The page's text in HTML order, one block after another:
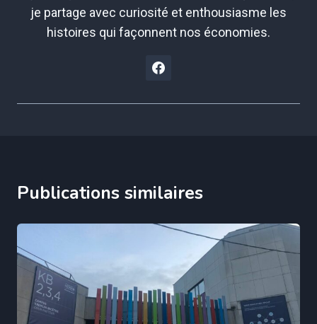
je partage avec curiosité et enthousiasme les
histoires qui façonnent nos économies.
Publications similaires